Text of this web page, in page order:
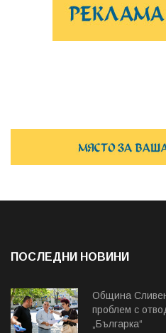
ПОСЛЕДНИ НОВИНИ
Община
проблем с
„Българка“